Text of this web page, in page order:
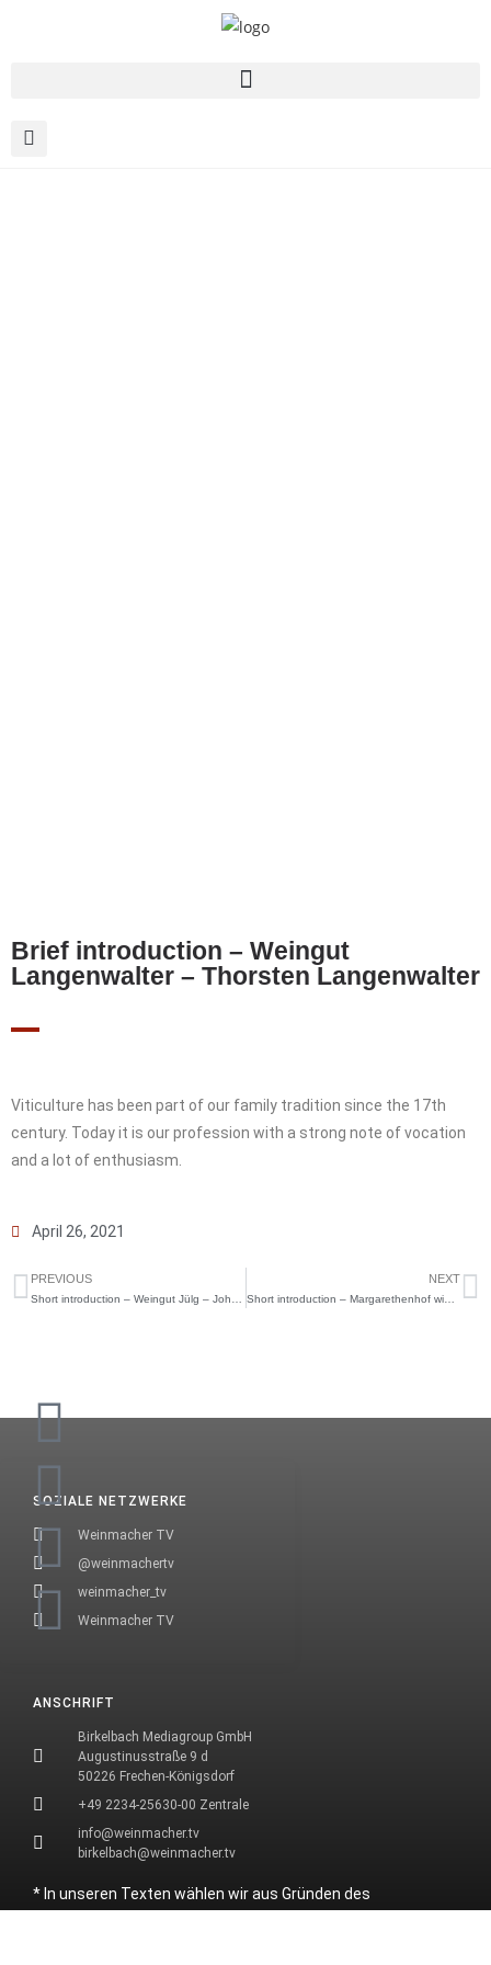
Brief introduction – Weingut
Langenwalter – Thorsten Langenwalter
Viticulture has been part of our family tradition since the 17th
century. Today it is our profession with a strong note of vocation
and a lot of enthusiasm.
April 26, 2021
PREVIOUS
Short introduction – Weingut Jülg – Johannes Jülg
NEXT
Short introduction – Margarethenhof winery – Yvonne Lucas
ANSCHRIFT
Birkelbach Mediagroup GmbH
Augustinusstraße 9 d
50226 Frechen-Königsdorf
+49 2234-25630-00 Zentrale
info@weinmacher.tv
birkelbach@weinmacher.tv
* In unseren Texten wählen wir aus Gründen des
SOZIALE NETZWERKE
Weinmacher TV
@weinmachertv
weinmacher_tv
Weinmacher TV